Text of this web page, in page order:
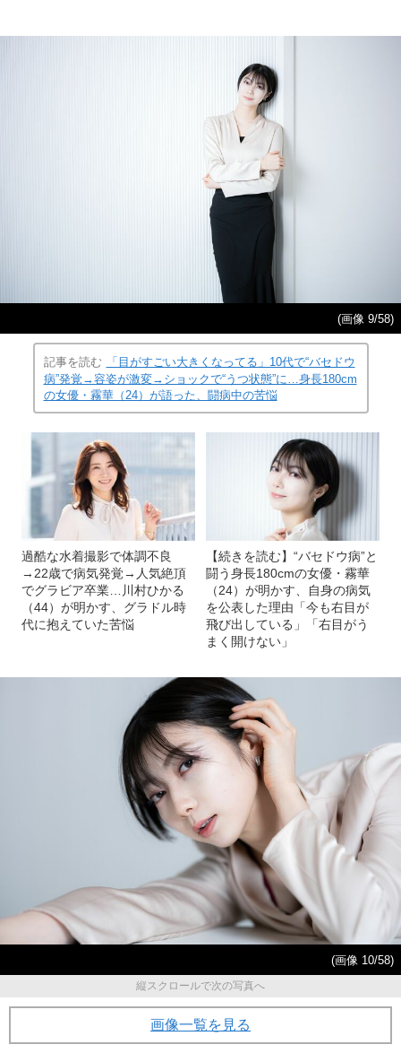
(画像 9/58)
記事を読む
「目がすごい大きくなってる」10代で“バセドウ
病”発覚→容姿が激変→ショックで“うつ状態”に…身長180cm
の女優・霧華（24）が語った、闘病中の苦悩
過酷な水着撮影で体調不良
→22歳で病気発覚→人気絶頂
でグラビア卒業…川村ひかる
（44）が明かす、グラドル時
代に抱えていた苦悩
【続きを読む】“バセドウ病”と
闘う身長180cmの女優・霧華
（24）が明かす、自身の病気
を公表した理由「今も右目が
飛び出している」「右目がう
まく開けない」
(画像 10/58)
縦スクロールで次の写真へ
画像一覧を見る